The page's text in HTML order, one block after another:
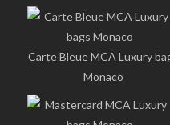
Carte Bleue MCA Luxury
Monaco